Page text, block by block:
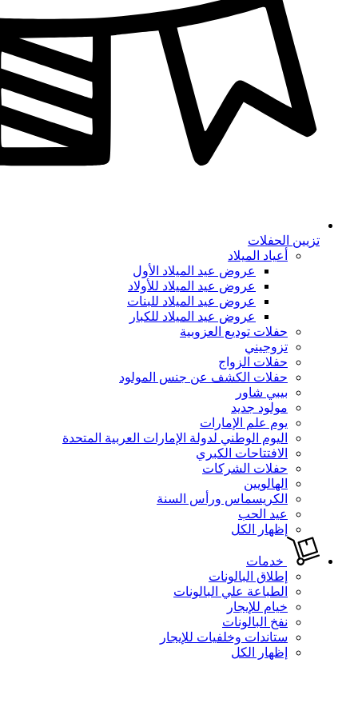
تزيين الحفلات
أعياد الميلاد
عروض عيد الميلاد الأول
عروض عيد الميلاد للأولاد
عروض عيد الميلاد للبنات
عروض عيد الميلاد للكبار
حفلات توديع العزوبية
تزوجيني
حفلات الزواج
حفلات الكشف عن جنس المولود
بيبي شاور
مولود جديد
يوم علم الإمارات
اليوم الوطني لدولة الإمارات العربية المتحدة
الافتتاحات الكبري
حفلات الشركات
الهالويين
الكريسماس ورأس السنة
عيد الحب
إظهار الكل
خدمات
إطلاق البالونات
الطباعة علي البالونات
خيام للإيجار
نفخ البالونات
ستاندات وخلفيات للإيجار
إظهار الكل